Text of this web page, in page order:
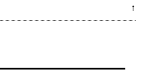
персон ↑